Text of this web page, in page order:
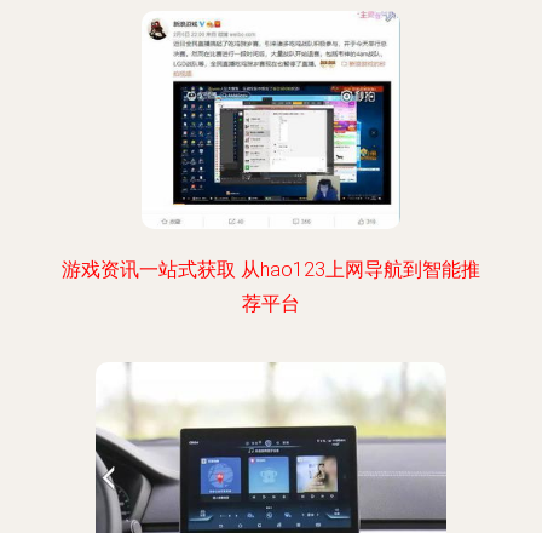
游戏资讯一站式获取 从hao123上网导航到智能推
荐平台